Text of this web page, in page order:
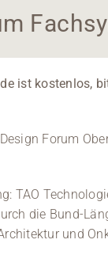
ist kostenlos,
Forum
TAO
die Bund-
und